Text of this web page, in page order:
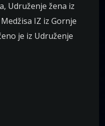
Udruženje žena iz
IZ iz Gornje
je iz Udruženje